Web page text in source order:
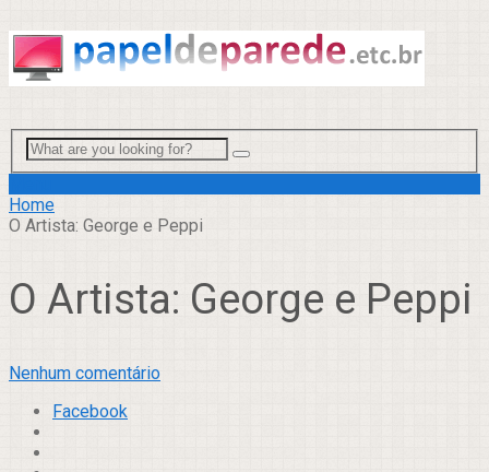
Home
O Artista: George e Peppi
O Artista: George e Peppi
Nenhum comentário
Facebook